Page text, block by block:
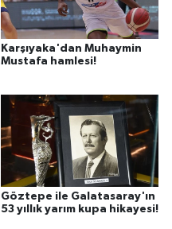
Karşıyaka'dan Muhaymin
Mustafa hamlesi!
Göztepe ile Galatasaray'ın
53 yıllık yarım kupa hikayesi!